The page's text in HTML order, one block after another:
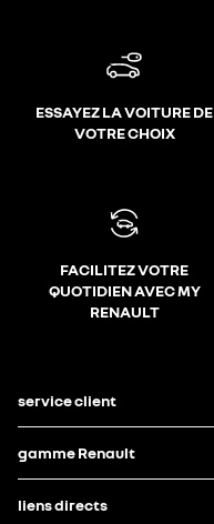
ESSAYEZ LA VOITURE DE
VOTRE CHOIX
FACILITEZ VOTRE
QUOTIDIEN AVEC MY
RENAULT
service client
gamme Renault
liens directs